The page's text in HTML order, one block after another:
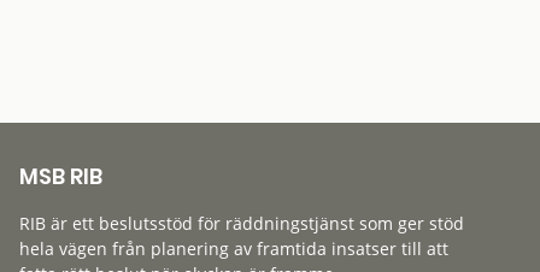
MSB RIB
RIB är ett beslutsstöd för räddningstjänst som ger stöd
hela vägen från planering av framtida insatser till att